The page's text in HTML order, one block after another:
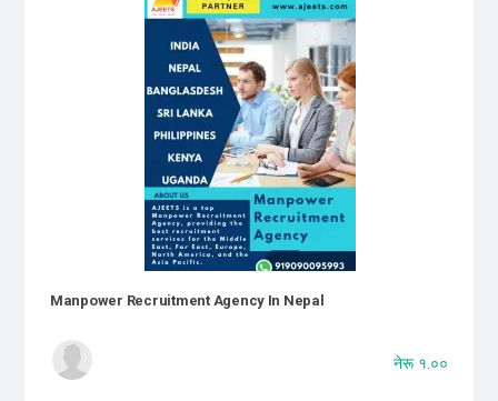
Manpower Recruitment Agency In Nepal
नेरू १.००